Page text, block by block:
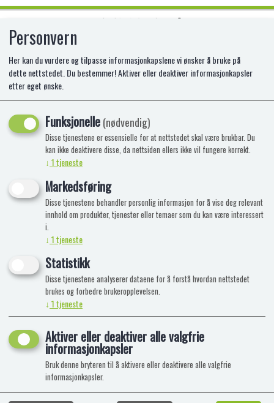
hansa CHIHUAHUA HUND 27 CM L.
(BLACK)
HA-6367
Personvern
Her kan du vurdere og tilpasse informasjonkapslene vi ønsker å bruke på
dette nettstedet. Du bestemmer! Aktiver eller deaktiver informasjonkapsler
etter eget ønske.
Funksjonelle(nødvendig)
Disse tjenestene er essensielle for at nettstedet skal være brukbar. Du
kan ikke deaktivere disse, da nettsiden ellers ikke vil fungere korrekt.
↓ 1tjeneste
Markedsføring
Disse tjenestene behandler personlig informasjon for å vise deg relevant
innhold om produkter, tjenester eller temaer som du kan være interessert
i.
↓ 1tjeneste
Statistikk
Disse tjenestene analyserer dataene for å forstå hvordan nettstedet
brukes og forbedre brukeropplevelsen.
↓ 1tjeneste
Aktiver eller deaktiver alle valgfrie
informasjonkapsler
Bruk denne bryteren til å aktivere eller deaktivere alle valgfrie
informasjonkapsler.